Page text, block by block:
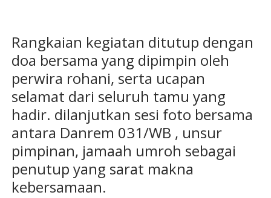
Rangkaian kegiatan ditutup dengan
doa bersama yang dipimpin oleh
perwira rohani, serta ucapan
selamat dari seluruh tamu yang
hadir. dilanjutkan sesi foto bersama
antara Danrem 031/WB , unsur
pimpinan, jamaah umroh sebagai
penutup yang sarat makna
kebersamaan.